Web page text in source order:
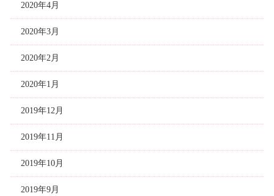
2020年4月
2020年3月
2020年2月
2020年1月
2019年12月
2019年11月
2019年10月
2019年9月